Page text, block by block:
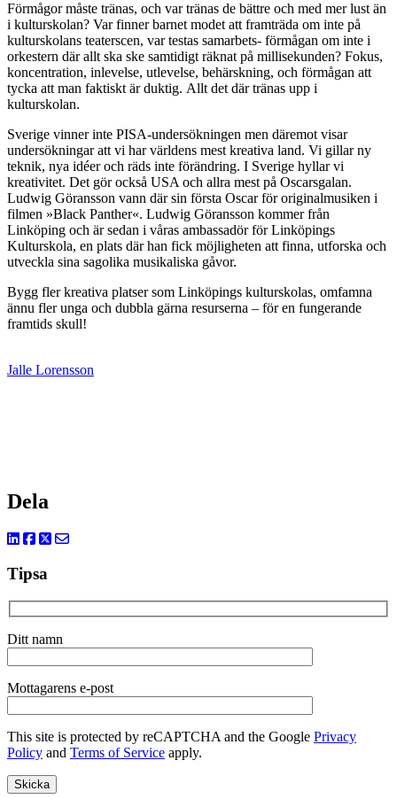
Förmågor måste tränas, och var tränas de bättre och med mer lust än
i kulturskolan? Var finner barnet modet att framträda om inte på
kulturskolans teaterscen, var testas samarbets- förmågan om inte i
orkestern där allt ska ske samtidigt räknat på millisekunden? Fokus,
koncentration, inlevelse, utlevelse, behärskning, och förmågan att
tycka att man faktiskt är duktig. Allt det där tränas upp i
kulturskolan.
Sverige vinner inte PISA-undersökningen men däremot visar
undersökningar att vi har världens mest kreativa land. Vi gillar ny
teknik, nya idéer och räds inte förändring. I Sverige hyllar vi
kreativitet. Det gör också USA och allra mest på Oscarsgalan.
Ludwig Göransson vann där sin första Oscar för originalmusiken i
filmen »Black Panther«. Ludwig Göransson kommer från
Linköping och är sedan i våras ambassadör för Linköpings
Kulturskola, en plats där han fick möjligheten att finna, utforska och
utveckla sina sagolika musikaliska gåvor.
Bygg fler kreativa platser som Linköpings kulturskolas, omfamna
ännu fler unga och dubbla gärna resurserna – för en fungerande
framtids skull!
Jalle Lorensson
Dela
Tipsa
Ditt namn
Mottagarens e-post
This site is protected by reCAPTCHA and the Google Privacy
Policy and Terms of Service apply.